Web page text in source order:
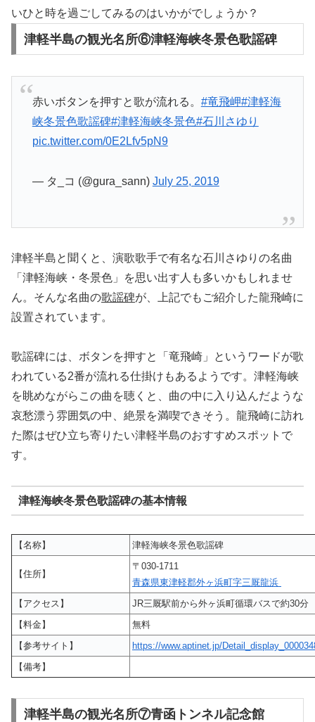
いひと時を過ごしてみるのはいかがでしょうか？
津軽半島の観光名所⑥津軽海峡冬景色歌謡碑
赤いボタンを押すと歌が流れる。 #竜飛岬#津軽海
峡冬景色歌謡碑#津軽海峡冬景色#石川さゆり
pic.twitter.com/0E2Lfv5pN9
— タ_コ (@gura_sann) July 25, 2019
津軽半島と聞くと、演歌歌手で有名な石川さゆりの名曲
「津軽海峡・冬景色」を思い出す人も多いかもしれませ
ん。そんな名曲の歌謡碑が、上記でもご紹介した龍飛崎に
設置されています。
歌謡碑には、ボタンを押すと「竜飛崎」というワードが歌
われている2番が流れる仕掛けもあるようです。津軽海峡
を眺めながらこの曲を聴くと、曲の中に入り込んだような
哀愁漂う雰囲気の中、絶景を満喫できそう。龍飛崎に訪れ
た際はぜひ立ち寄りたい津軽半島のおすすめスポットで
す。
津軽海峡冬景色歌謡碑の基本情報
【名称】 津軽海峡冬景色歌謡碑
【住所】
〒030-1711
青森県東津軽郡外ヶ浜町字三厩龍浜
【アクセス】
JR三厩駅前から外ヶ浜町循環バスで約30分
【料金】
無料
【参考サイト】
https://www.aptinet.jp/
【備考】
津軽半島の観光名所⑦青函トンネル記念館